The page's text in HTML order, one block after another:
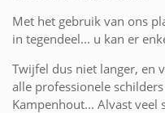
Met het gebruik van ons
in tegendeel... u kan er
Twijfel dus niet langer, en
alle professionele
Kampenhout... Alvast veel